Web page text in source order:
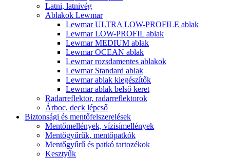
Latni, latnivég
Ablakok Lewmar
Lewmar ULTRA LOW-PROFILE ablak
Lewmar LOW-PROFIL ablak
Lewmar MEDIUM ablak
Lewmar OCEAN ablak
Lewmar rozsdamentes ablakok
Lewmar Standard ablak
Lewmar ablak kiegészítők
Lewmar ablak belső keret
Radarreflektor, radarreflektorok
Árboc, deck lépcső
Biztonsági és mentőfelszerelések
Mentőmellények, vízisímellények
Mentőgyűrűk, mentőpatkók
Mentőgyűrű és patkó tartozékok
Kesztyűk